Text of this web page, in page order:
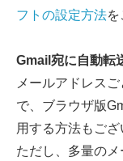
フトの設定方法を
Gmail宛に自動転
メールアドレス
で、ブラウザ版
用する方法もござ
ただし、多量の